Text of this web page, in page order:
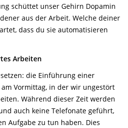
schüttet unser Gehirn Dopamin
aus der Arbeit. Welche deiner
dass du sie automatisieren
Arbeiten
die Einführung einer
Vormittag, in der wir ungestört
Während dieser Zeit werden
auch keine Telefonate geführt,
Aufgabe zu tun haben. Dies